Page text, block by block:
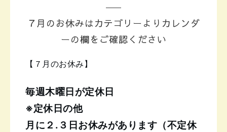
７月のお休みはカテゴリーよりカレンダ
ーの欄をご確認ください
【７月のお休み】
毎週木曜日が定休日
※定休日の他
月に２.３日お休みがあります（不定休